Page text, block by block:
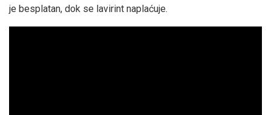
je besplatan, dok se lavirint naplaćuje.